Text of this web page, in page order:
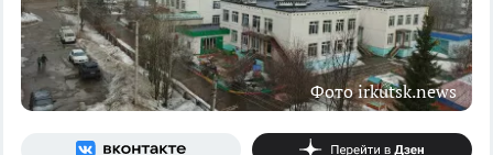
Фото irkutsk.news